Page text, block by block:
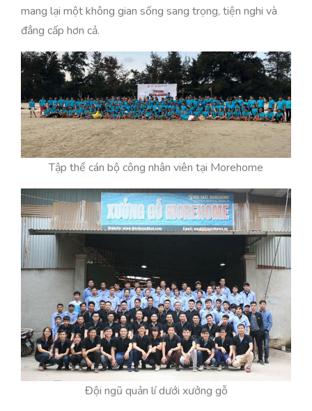
mang lại một không gian sống sang trọng, tiện nghi và
đẳng cấp hơn cả.
Tập thể cán bộ công nhân viên tại Morehome
Đội ngũ quản lí dưới xưởng gỗ